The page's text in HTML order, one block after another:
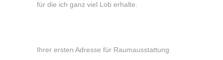
für die ich ganz viel Lob erhalte.
Ihrer ersten Adresse für Raumausstattung